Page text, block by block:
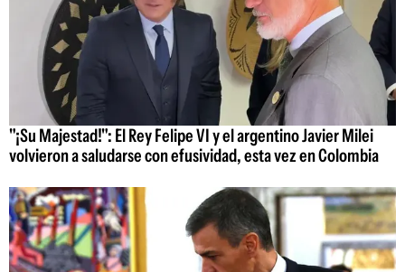
"¡Su Majestad!": El Rey Felipe VI y el argentino Javier Milei
volvieron a saludarse con efusividad, esta vez en Colombia